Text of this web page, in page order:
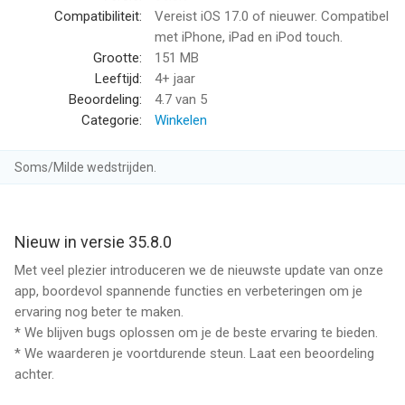
hoogwaardig hondenvoer en gespecialiseerd kattenvoer voor
Waarom kiezen voor de zooplus dierenwinkel?
Omdat je alles voor je huisdier op één plek bestelt, met snelle
levering aan huis. Bespaar op hondenvoer en kattenvoer van
en verdien zooPoints bij elke aankoop. Zo is zooplus de
handigste online dierenwinkel voor het dagelijkse leven met je
Heeft je huisdier veterinair dieetvoer nodig?
hondenvoer en kattenvoer, goedgekeurd door dierenartsen.
Kies dieetvoer voor nierziekte, gewrichtsproblemen, een
gevoelige maag of gewichtsbeheersing. Zo vind je altijd de
juiste voeding voor de gezondheid van je huisdier.
Hoe werkt zooplusGemak
Compatibiliteit:
Vereist iOS 17.0 of nieuwer. Compatibel
met iPhone, iPad en iPod touch.
Grootte:
151 MB
Leeftijd:
4+ jaar
Beoordeling:
4.7 van 5
Categorie:
Winkelen
Soms/Milde wedstrijden.
Nieuw in versie 35.8.0
Met veel plezier introduceren we de nieuwste update van onze
app, boordevol spannende functies en verbeteringen om je
ervaring nog beter te maken.
* We blijven bugs oplossen om je de beste ervaring te bieden.
* We waarderen je voortdurende steun. Laat een beoordeling
achter.